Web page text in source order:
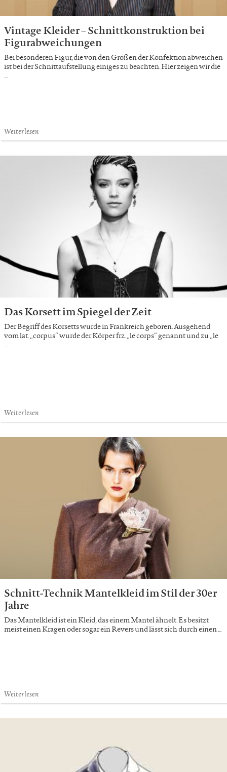
Vintage Kleider – Schnittkonstruktion bei
Figurabweichungen
Bei besonderen Figur, die von den Größen der Konfektion abweichen
ist bei der Schnittaufstellung einiges zu beachten. Hier zeigen wir die
…
Weiterlesen
Das Korsett im Spiegel der Zeit
Der Begriff des Korsetts wurde in Frankreich geboren. Ausgehend
vom lat. „corpus“ wurde der Körper frz. „le corps“ genannt und zu „le
…
Weiterlesen
Schnitt-Technik Mantelkleid im Stil der 30er
Jahre
Das Mantelkleid ist ein Kleid, das einem Mantel ähnelt. Es besitzt
meist einen Kragen oder sogar ein Revers und lässt sich durch einen …
Weiterlesen